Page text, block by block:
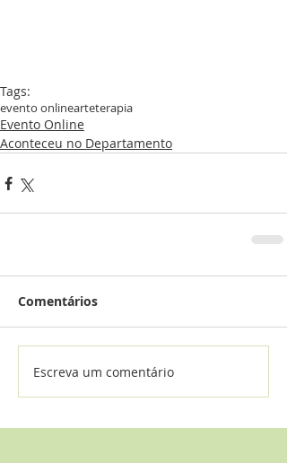
Tags:
evento onlinearteterapia
Evento Online
Aconteceu no Departamento
Comentários
Escreva um comentário